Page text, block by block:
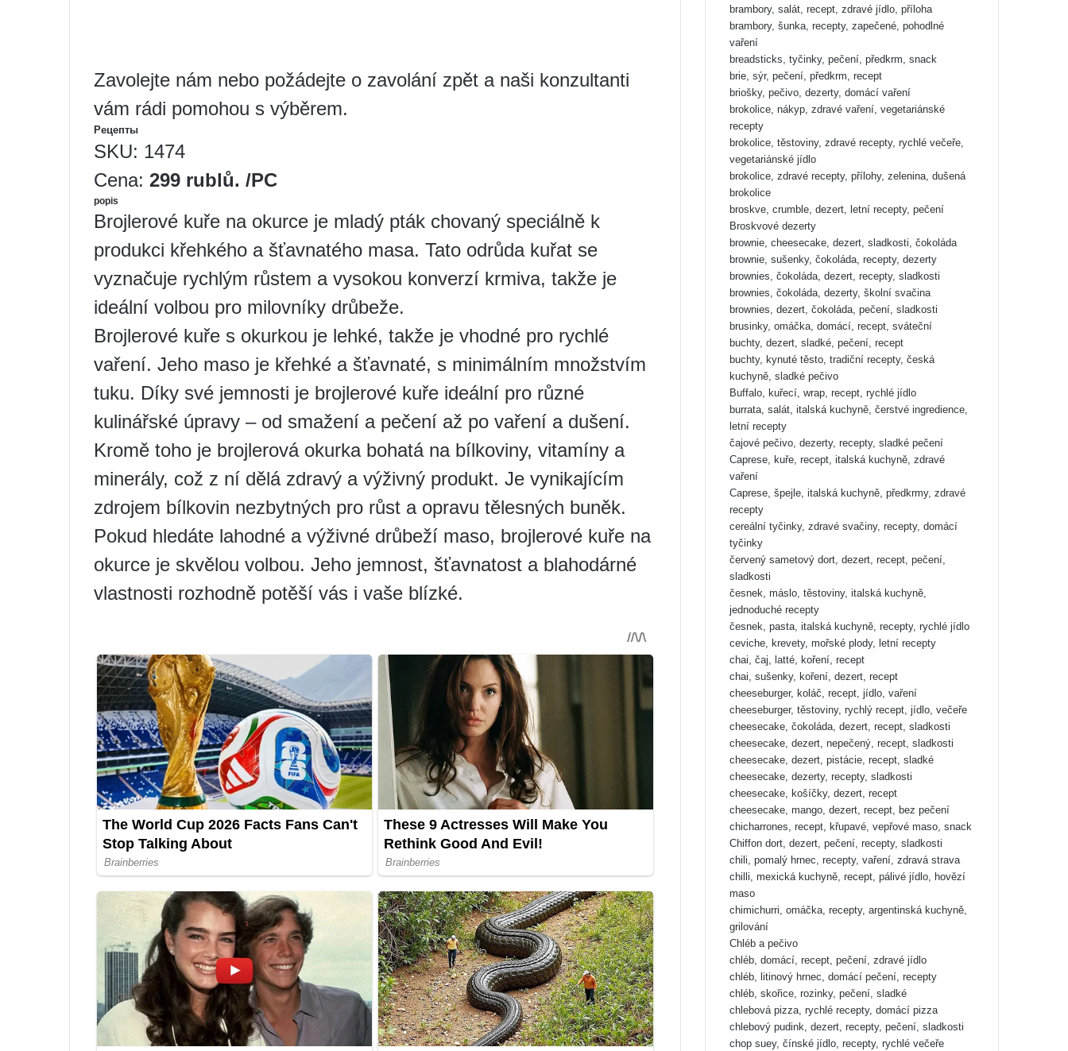
Zavolejte nám nebo požádejte o zavolání zpět a naši konzultanti
vám rádi pomohou s výběrem.
Рецепты
SKU: 1474
Cena: 299 rublů. /PC
popis
Brojlerové kuře na okurce je mladý pták chovaný speciálně k
produkci křehkého a šťavnatého masa. Tato odrůda kuřat se
vyznačuje rychlým růstem a vysokou konverzí krmiva, takže je
ideální volbou pro milovníky drůbeže.
Brojlerové kuře s okurkou je lehké, takže je vhodné pro rychlé
vaření. Jeho maso je křehké a šťavnaté, s minimálním množstvím
tuku. Díky své jemnosti je brojlerové kuře ideální pro různé
kulinářské úpravy – od smažení a pečení až po vaření a dušení.
Kromě toho je brojlerová okurka bohatá na bílkoviny, vitamíny a
minerály, což z ní dělá zdravý a výživný produkt. Je vynikajícím
zdrojem bílkovin nezbytných pro růst a opravu tělesných buněk.
Pokud hledáte lahodné a výživné drůbeží maso, brojlerové kuře na
okurce je skvělou volbou. Jeho jemnost, šťavnatost a blahodárné
vlastnosti rozhodně potěší vás i vaše blízké.
brambory, salát, recept, zdravé jídlo, příloha
brambory, šunka, recepty, zapečené, pohodlné
vaření
breadsticks, tyčinky, pečení, předkrm, snack
brie, sýr, pečení, předkrm, recept
briošky, pečivo, dezerty, domácí vaření
brokolice, nákyp, zdravé vaření, vegetariánské
recepty
brokolice, těstoviny, zdravé recepty, rychlé večeře,
vegetariánské jídlo
brokolice, zdravé recepty, přílohy, zelenina, dušená
brokolice
broskve, crumble, dezert, letní recepty, pečení
Broskvové dezerty
brownie, cheesecake, dezert, sladkosti, čokoláda
brownie, sušenky, čokoláda, recepty, dezerty
brownies, čokoláda, dezert, recepty, sladkosti
brownies, čokoláda, dezerty, školní svačina
brownies, dezert, čokoláda, pečení, sladkosti
brusinky, omáčka, domácí, recept, sváteční
buchty, dezert, sladké, pečení, recept
buchty, kynuté těsto, tradiční recepty, česká
kuchyně, sladké pečivo
Buffalo, kuřecí, wrap, recept, rychlé jídlo
burrata, salát, italská kuchyně, čerstvé ingredience,
letní recepty
čajové pečivo, dezerty, recepty, sladké pečení
Caprese, kuře, recept, italská kuchyně, zdravé
vaření
Caprese, špejle, italská kuchyně, předkrmy, zdravé
recepty
cereální tyčinky, zdravé svačiny, recepty, domácí
tyčinky
červený sametový dort, dezert, recept, pečení,
sladkosti
česnek, máslo, těstoviny, italská kuchyně,
jednoduché recepty
česnek, pasta, italská kuchyně, recepty, rychlé jídlo
ceviche, krevety, mořské plody, letní recepty
chai, čaj, latté, koření, recept
chai, sušenky, koření, dezert, recept
cheeseburger, koláč, recept, jídlo, vaření
cheeseburger, těstoviny, rychlý recept, jídlo, večeře
cheesecake, čokoláda, dezert, recept, sladkosti
cheesecake, dezert, nepečený, recept, sladkosti
cheesecake, dezert, pistácie, recept, sladké
cheesecake, dezerty, recepty, sladkosti
cheesecake, košíčky, dezert, recept
cheesecake, mango, dezert, recept, bez pečení
chicharrones, recept, křupavé, vepřové maso, snack
Chiffon dort, dezert, pečení, recepty, sladkosti
chili, pomalý hrnec, recepty, vaření, zdravá strava
chilli, mexická kuchyně, recept, pálivé jídlo, hovězí
maso
chimichurri, omáčka, recepty, argentinská kuchyně,
grilování
Chléb a pečivo
chléb, domácí, recept, pečení, zdravé jídlo
chléb, litinový hrnec, domácí pečení, recepty
chléb, skořice, rozinky, pečení, sladké
chlebová pizza, rychlé recepty, domácí pizza
chlebový pudink, dezert, recepty, pečení, sladkosti
chop suey, čínské jídlo, recepty, rychlé večeře